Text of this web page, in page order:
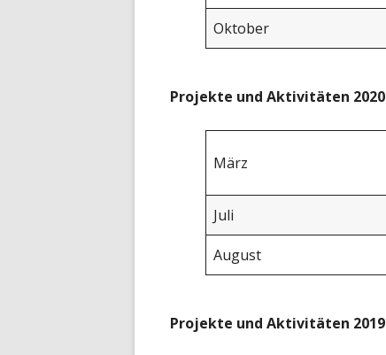
Oktober
Projekte und Aktivitäten 2020
März
Juli
August
Projekte und Aktivitäten 2019